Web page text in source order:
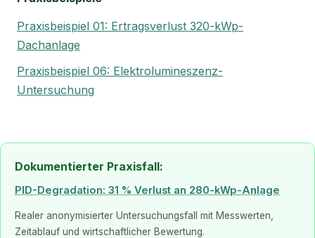
Praxisbeispiel 01: Ertragsverlust 320-kWp-
Dachanlage
Praxisbeispiel 06: Elektrolumineszenz-
Untersuchung
Dokumentierter Praxisfall:
PID-Degradation: 31 % Verlust an 280-kWp-Anlage
Realer anonymisierter Untersuchungsfall mit Messwerten,
Zeitablauf und wirtschaftlicher Bewertung.